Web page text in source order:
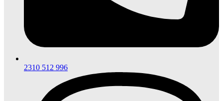
2310 512 996